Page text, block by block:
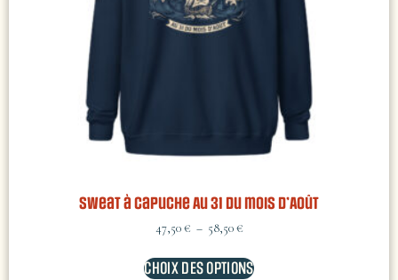
Sweat à capuche Au 31 du mois d’Août
47,50€ – 58,50€
CHOIX DES OPTIONS